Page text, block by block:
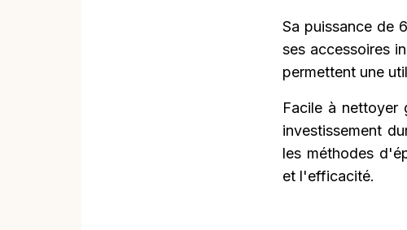
Sa puissance de
ses accessoires
permettent une
Facile à nettoyer
investissement
les méthodes
et l'efficacité.